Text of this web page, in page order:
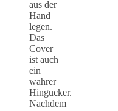
aus der
Hand
legen.
Das
Cover
ist auch
ein
wahrer
Hingucker.
Nachdem